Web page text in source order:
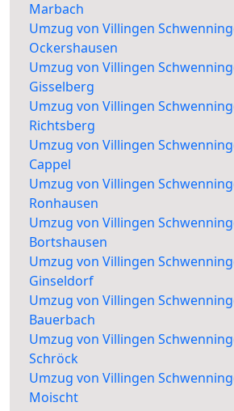
Marbach
Umzug von Villingen
Ockershausen
Umzug von Villingen
Gisselberg
Umzug von Villingen
Richtsberg
Umzug von Villingen
Cappel
Umzug von Villingen
Ronhausen
Umzug von Villingen
Bortshausen
Umzug von Villingen
Ginseldorf
Umzug von Villingen
Bauerbach
Umzug von Villingen
Schröck
Umzug von Villingen
Moischt